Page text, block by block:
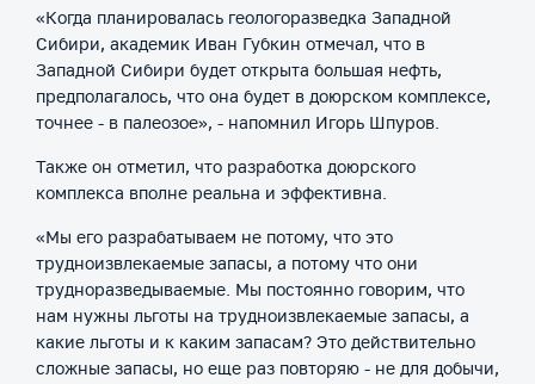
«Когда планировалась геологоразведка Западной
Сибири, академик Иван Губкин отмечал, что в
Западной Сибири будет открыта большая нефть,
предполагалось, что она будет в доюрском комплексе,
точнее - в палеозое», - напомнил Игорь Шпуров.
Также он отметил, что разработка доюрского
комплекса вполне реальна и эффективна.
«Мы его разрабатываем не потому, что это
трудноизвлекаемые запасы, а потому что они
трудноразведываемые. Мы постоянно говорим, что
нам нужны льготы на трудноизвлекаемые запасы, а
какие льготы и к каким запасам? Это действительно
сложные запасы, но еще раз повторяю - не для добычи,